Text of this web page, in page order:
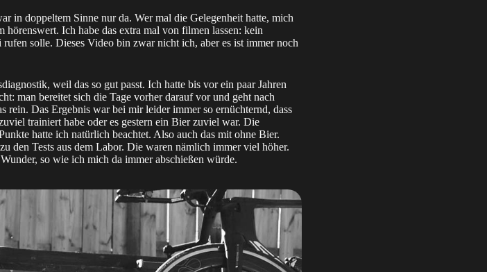
in doppeltem Sinne nur da. Wer mal die Gelegenheit hatte, mich
hörenswert. Ich habe das extra mal von filmen lassen: kein
rufen solle. Dieses Video bin zwar nicht ich, aber es ist immer noch
weil das so gut passt. Ich hatte bis vor ein paar Jahren
man bereitet sich die Tage vorher darauf vor und geht nach
Das Ergebnis war bei mir leider immer so ernüchternd, dass
trainiert habe oder es gestern ein Bier zuviel war. Die
hatte ich natürlich beachtet. Also auch das mit ohne Bier.
den Tests aus dem Labor. Die waren nämlich immer viel höher.
so wie ich mich da immer abschießen würde.